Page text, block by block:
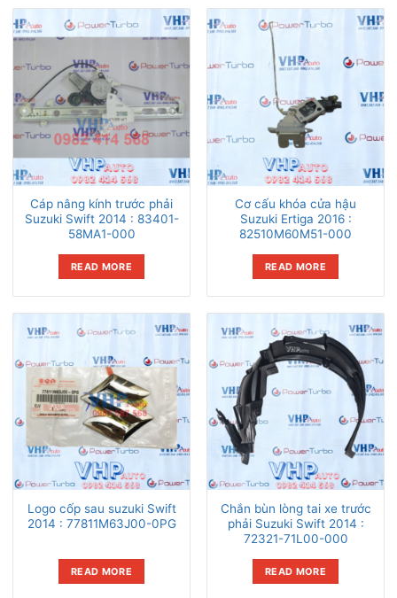
Cáp nâng kính trước phải
Suzuki Swift 2014 : 83401-
58MA1-000
READ MORE
Cơ cấu khóa cửa hậu
Suzuki Ertiga 2016 :
82510M60M51-000
READ MORE
Logo cốp sau suzuki Swift
2014 : 77811M63J00-0PG
READ MORE
Chắn bùn lòng tai xe trước
phải Suzuki Swift 2014 :
72321-71L00-000
READ MORE